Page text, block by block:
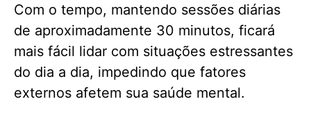
Com o tempo, mantendo sessões diárias
de aproximadamente 30 minutos, ficará
mais fácil lidar com situações estressantes
do dia a dia, impedindo que fatores
externos afetem sua saúde mental.